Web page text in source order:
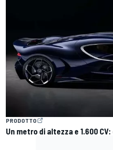
PRODOTTO
Un metro di altezza e 1.600